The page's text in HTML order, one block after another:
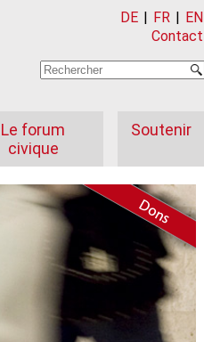
DE | FR | EN
Contact
Le forum
civique
Soutenir